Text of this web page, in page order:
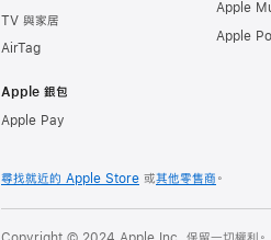
TV 與家居
AirTag
Apple 銀包
Apple Pay
Apple
Apple
尋找就近的 Apple Store 或其他零售商 。